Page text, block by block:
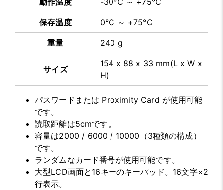
動作温度 -30°C ～ +75°C
保存温度 0°C ～ +75°C
重量 240 g
サイズ
154 x 88 x 33 mm(L x W x
H)
パスワードまたは Proximity Card が使用可能
です。
読取距離は5cmです。
容量は2000 / 6000 / 10000（3種類の構成）
です。
ランダムなカード番号が使用可能です。
大型LCD画面と16キーのキーパッド。16文字×2
行表示。